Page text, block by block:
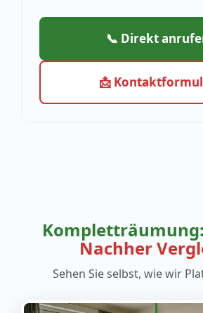
📞 Direkt
📩
Kompletträumung:
Nachher
Sehen Sie selbst, wie wir